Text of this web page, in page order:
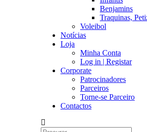
Benjamins
Traquinas,
Voleibol
Notícias
Loja
Minha Conta
Log in | Registar
Corporate
Patrocinadores
Parceiros
Torne-se Parceiro
Contactos